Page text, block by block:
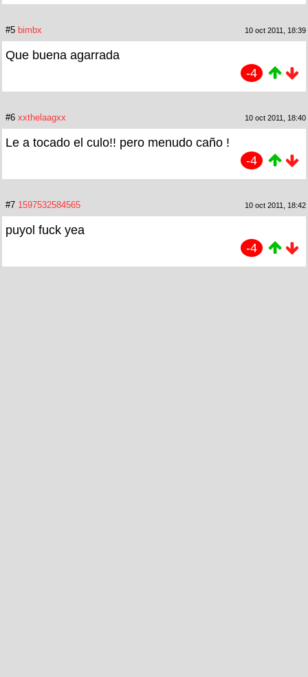
#5 bimbx 10 oct 2011, 18:39
Que buena agarrada
-4
#6 xxthelaagxx 10 oct 2011, 18:40
Le a tocado el culo!! pero menudo caño !
-4
#7 1597532584565 10 oct 2011, 18:42
puyol fuck yea
-4